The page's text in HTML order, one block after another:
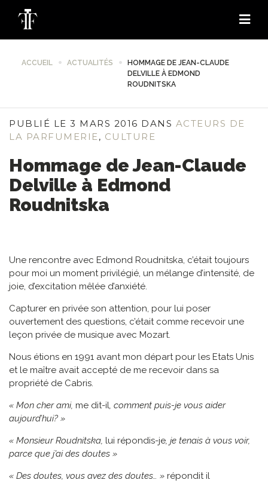
ACCUEIL ACTUALITÉS
HOMMAGE DE JEAN-CLAUDE
DELVILLE À EDMOND
ROUDNITSKA
PUBLIÉ LE 3 MARS 2016 DANS ACTEURS DE
LA PARFUMERIE, CULTURE
Hommage de Jean-Claude
Delville à Edmond
Roudnitska
Une rencontre avec Edmond Roudnitska, c’était toujours
pour moi un moment privilégié, un mélange d’intensité, de
joie, d’excitation mêlée d’anxiété.
Capturer en privée son attention, pour lui poser
ouvertement des questions, c’était comme recevoir une
leçon privée de musique avec Mozart.
Nous étions en 1991 avant mon départ pour les Etats Unis
et le maître avait accepté de me recevoir dans sa
propriété de Cabris.
« Mon cher ami, me dit-il, comment puis-je vous aider
aujourd’hui? »
« Monsieur Roudnitska, lui répondis-je, je tenais à vous voir,
parce que j’ai des doutes »
« Des doutes, vous avez des doutes… » répondit il